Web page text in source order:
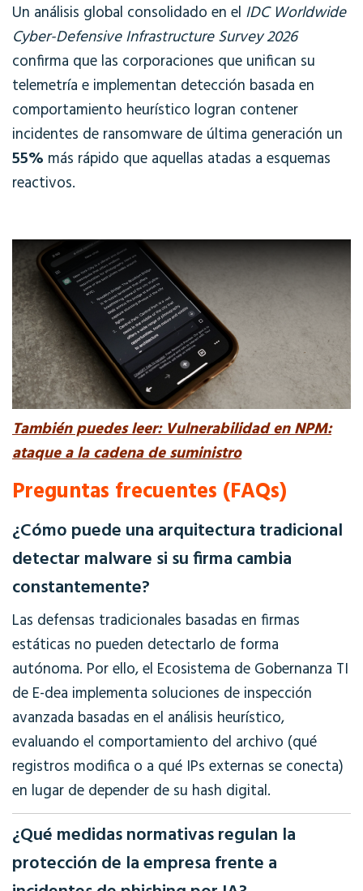
Un análisis global consolidado en el IDC Worldwide
Cyber-Defensive Infrastructure Survey 2026
confirma que las corporaciones que unifican su
telemetría e implementan detección basada en
comportamiento heurístico logran contener
incidentes de ransomware de última generación un
55% más rápido que aquellas atadas a esquemas
reactivos.
También puedes leer: Vulnerabilidad en NPM:
ataque a la cadena de suministro
Preguntas frecuentes (FAQs)
¿Cómo puede una arquitectura tradicional
detectar malware si su firma cambia
constantemente?
Las defensas tradicionales basadas en firmas
estáticas no pueden detectarlo de forma
autónoma. Por ello, el Ecosistema de Gobernanza TI
de E-dea implementa soluciones de inspección
avanzada basadas en el análisis heurístico,
evaluando el comportamiento del archivo (qué
registros modifica o a qué IPs externas se conecta)
en lugar de depender de su hash digital.
¿Qué medidas normativas regulan la
protección de la empresa frente a